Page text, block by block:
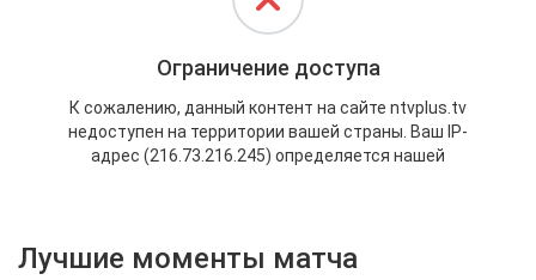
Лучшие моменты матча